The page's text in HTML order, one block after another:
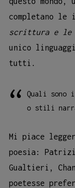
completano le
scrittura e
unico
tutti.
Quali
o stili
Mi piace
poesia:
Gualtieri,
poetesse